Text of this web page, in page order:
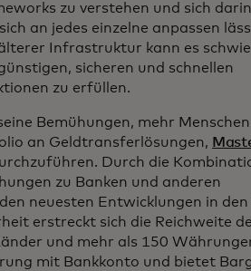
zu verstehen und sich
an jedes einzelne anpassen
Infrastruktur kann es
sicheren und schnellen
zu erfüllen.
Bemühungen, mehr
an Geldtransferlösungen,
Durch die
zu Banken und anderen
neuesten Entwicklungen in den
erstreckt sich die Reichweite
und mehr als 150
mit Bankkonto und bietet